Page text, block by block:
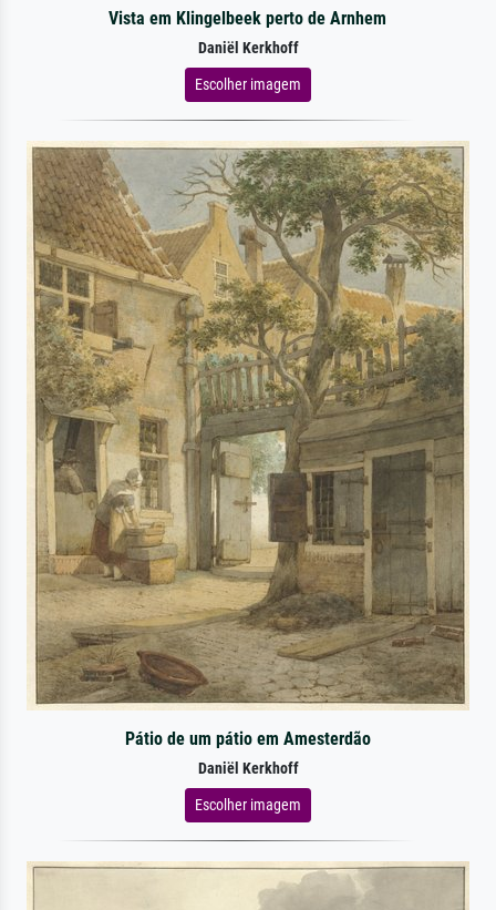
Vista em Klingelbeek perto de Arnhem
Daniël Kerkhoff
Escolher imagem
Pátio de um pátio em Amesterdão
Daniël Kerkhoff
Escolher imagem